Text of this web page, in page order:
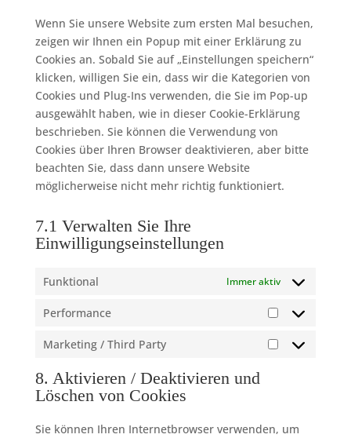
Wenn Sie unsere Website zum ersten Mal besuchen,
zeigen wir Ihnen ein Popup mit einer Erklärung zu
Cookies an. Sobald Sie auf „Einstellungen speichern“
klicken, willigen Sie ein, dass wir die Kategorien von
Cookies und Plug-Ins verwenden, die Sie im Pop-up
ausgewählt haben, wie in dieser Cookie-Erklärung
beschrieben. Sie können die Verwendung von
Cookies über Ihren Browser deaktivieren, aber bitte
beachten Sie, dass dann unsere Website
möglicherweise nicht mehr richtig funktioniert.
7.1 Verwalten Sie Ihre
Einwilligungseinstellungen
Funktional Immer aktiv
Performance
Performance
Marketing / Third Party
Marketing
8. Aktivieren / Deaktivieren und
Löschen von Cookies
Sie können Ihren Internetbrowser verwenden, um